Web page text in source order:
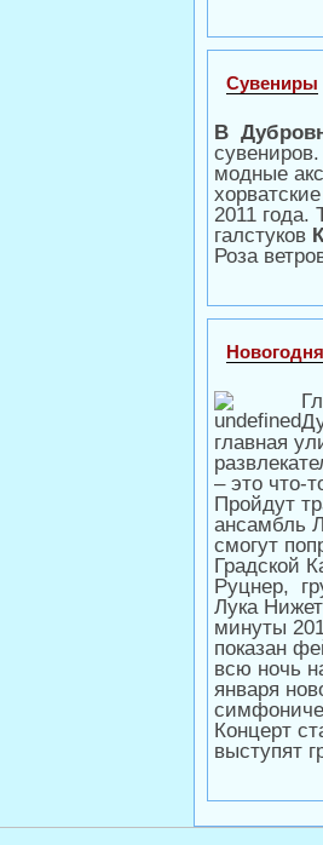
Сувениры
В
модные
2011 года.
галстуков
Роза
главная
– это что-
Пройдут
ансамбль
смогут
Градской
Руцнер,
Лука
минуты
показан
всю ночь
января
Концерт
выступят